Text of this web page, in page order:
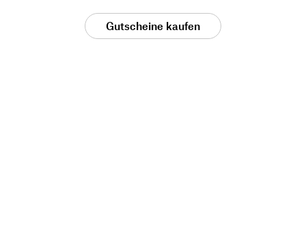
Gutscheine kaufen